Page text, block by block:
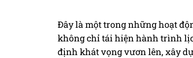
Đây là một trong những hoạt
không chỉ tái hiện hành trình
định khát vọng vươn lên, xây